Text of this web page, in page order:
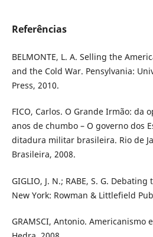
Referências
BELMONTE, L. A. Selling the
and the Cold War. Pensylvania:
Press, 2010.
FICO, Carlos. O Grande Irmão: da
anos de chumbo – O governo dos
ditadura militar brasileira. Rio de
Brasileira, 2008.
GIGLIO, J. N.; RABE, S. G.
New York: Rowman & Littlefield
GRAMSCI, Antonio. Americanismo